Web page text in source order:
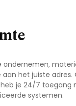
het juiste
je 24/7 toegang
systemen.